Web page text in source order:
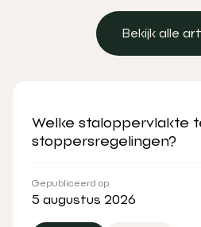
Bekijk alle
Welke staloppervlakte
stoppersregelingen?
Gepubliceerd op
5 augustus 2026